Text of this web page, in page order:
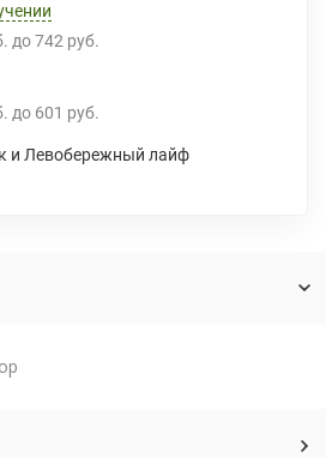
до 742 руб.
до 601 руб.
и Левобережный лайф